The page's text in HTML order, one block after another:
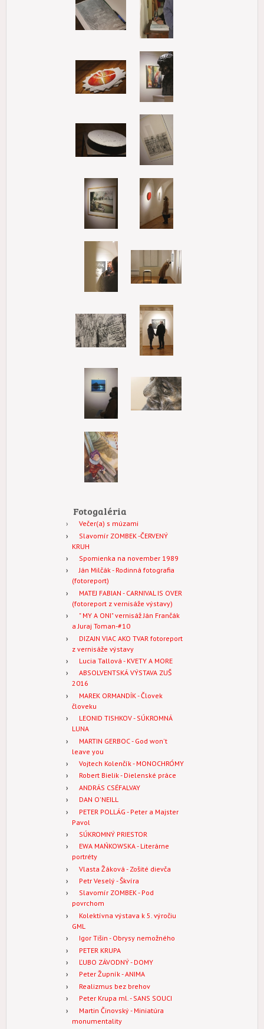
Fotogaléria
Večer(a) s múzami
Slavomír ZOMBEK -ČERVENÝ
KRUH
Spomienka na november 1989
Ján Milčák - Rodinná fotografia
(fotoreport)
MATEJ FABIAN - CARNIVAL IS OVER
(fotoreport z vernisáže výstavy)
" MY A ONI" vernisáž Ján Frančák
a Juraj Toman-#10
DIZAJN VIAC AKO TVAR fotoreport
z vernisáže výstavy
Lucia Tallová - KVETY A MORE
ABSOLVENTSKÁ VÝSTAVA ZUŠ
2016
MAREK ORMANDÍK - Človek
človeku
LEONID TISHKOV - SÚKROMNÁ
LUNA
MARTIN GERBOC - God won't
leave you
Vojtech Kolenčík - MONOCHRÓMY
Robert Bielik - Dielenské práce
ANDRÁS CSÉFALVAY
DAN O'NEILL
PETER POLLÁG - Peter a Majster
Pavol
SÚKROMNÝ PRIESTOR
EWA MAŃKOWSKA - Literárne
portréty
Vlasta Žáková - Zošité dievča
Petr Veselý - Škvíra
Slavomír ZOMBEK - Pod
povrchom
Kolektívna výstava k 5. výročiu
GML
Igor Tišin - Obrysy nemožného
PETER KRUPA
ĽUBO ZÁVODNÝ - DOMY
Peter Župník - ANIMA
Realizmus bez brehov
Peter Krupa ml. - SANS SOUCI
Martin Činovský - Miniatúra
monumentality